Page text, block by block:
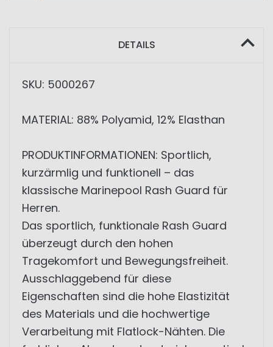
DETAILS
SKU: 5000267
MATERIAL: 88% Polyamid, 12% Elasthan
PRODUKTINFORMATIONEN: Sportlich,
kurzärmlig und funktionell – das
klassische Marinepool Rash Guard für
Herren.
Das sportlich, funktionale Rash Guard
überzeugt durch den hohen
Tragekomfort und Bewegungsfreiheit.
Ausschlaggebend für diese
Eigenschaften sind die hohe Elastizität
des Materials und die hochwertige
Verarbeitung mit Flatlock-Nähten. Die